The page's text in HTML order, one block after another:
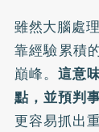
雖然大腦處
靠經驗累積
巔峰。 這意
點，並預判
更容易抓出